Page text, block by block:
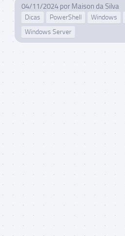
04/11/2024 por Maison da Silva
Dicas PowerShell Windows
Windows Server